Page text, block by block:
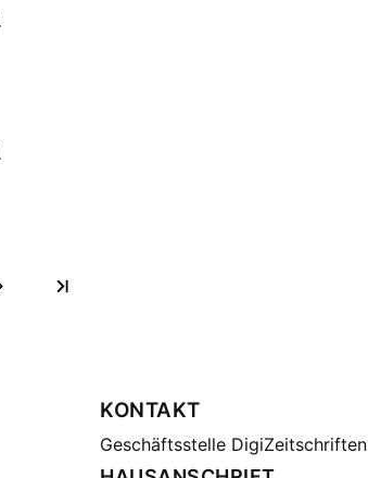
KONTAKT
Geschäftsstelle DigiZeitschriften